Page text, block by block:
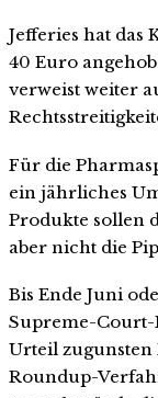
Jefferies hat das
40 Euro
verweist weiter
Für die
ein jährliches
Produkte sollen
aber nicht die
Bis Ende Juni
Supreme-Court-
Urteil zugunsten
Roundup-